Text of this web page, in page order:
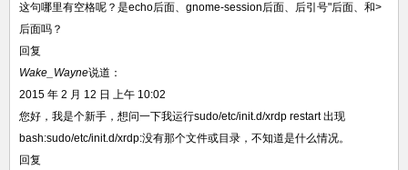
这句哪里有空格呢？是echo后面、gnome-session后面、后引号"后面、和>
后面吗？
回复
Wake_Wayne说道：
2015 年 2 月 12 日 上午 10:02
您好，我是个新手，想问一下我运行sudo/etc/init.d/xrdp restart 出现
bash:sudo/etc/init.d/xrdp:没有那个文件或目录，不知道是什么情况。
回复